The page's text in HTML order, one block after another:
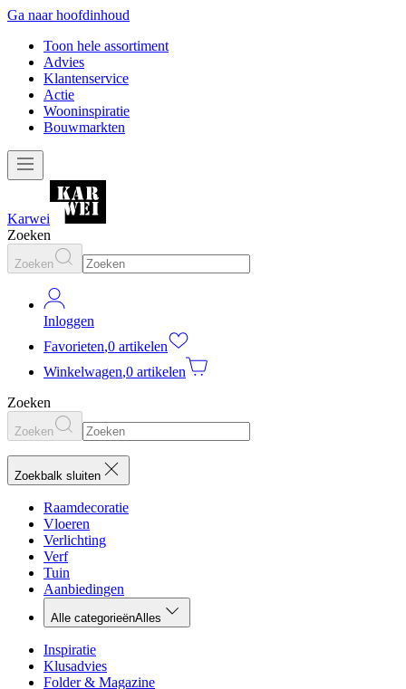
Ga naar hoofdinhoud
Toon hele assortiment
Advies
Klantenservice
Actie
Wooninspiratie
Bouwmarkten
Karwei
Zoeken
Zoeken
Inloggen
Favorieten,0 artikelen
Winkelwagen,0 artikelen
Zoeken
Zoeken
Zoekbalk sluiten
Raamdecoratie
Vloeren
Verlichting
Verf
Tuin
Aanbiedingen
Alle categorieënAlles
Inspiratie
Klusadvies
Folder & Magazine